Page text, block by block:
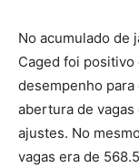
No acumulado de
Caged foi
desempenho
abertura de vagas
ajustes. No
vagas era de